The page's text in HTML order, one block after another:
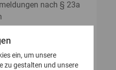
nach § 23a
ein, um unsere
zu gestalten und unsere